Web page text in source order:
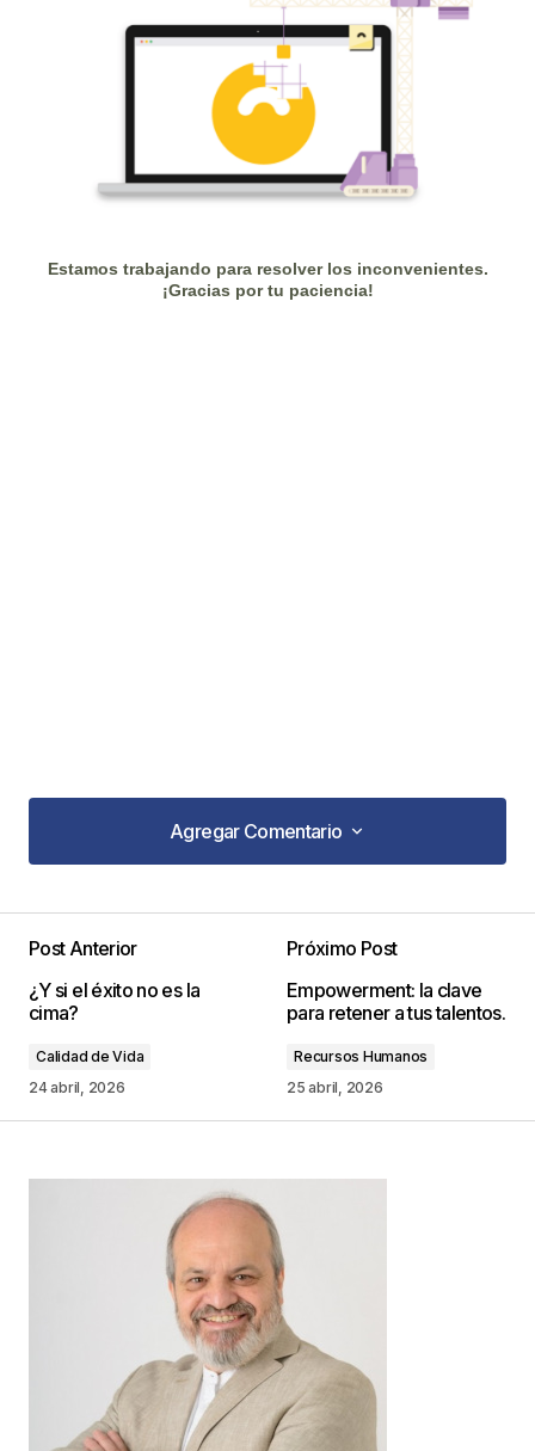
Agregar Comentario
Agregar Comentario
publicada. Los campos obligatorios están
marcados con
Comentario
*
Guarda mi nombre, correo electrónico y web en
este navegador para la próxima vez que
comente.
Post Anterior
¿Y si el éxito no es la
cima?
Calidad de Vida
24 abril, 2026
Próximo Post
Empowerment: la clave
para retener a tus talentos.
Recursos Humanos
25 abril, 2026